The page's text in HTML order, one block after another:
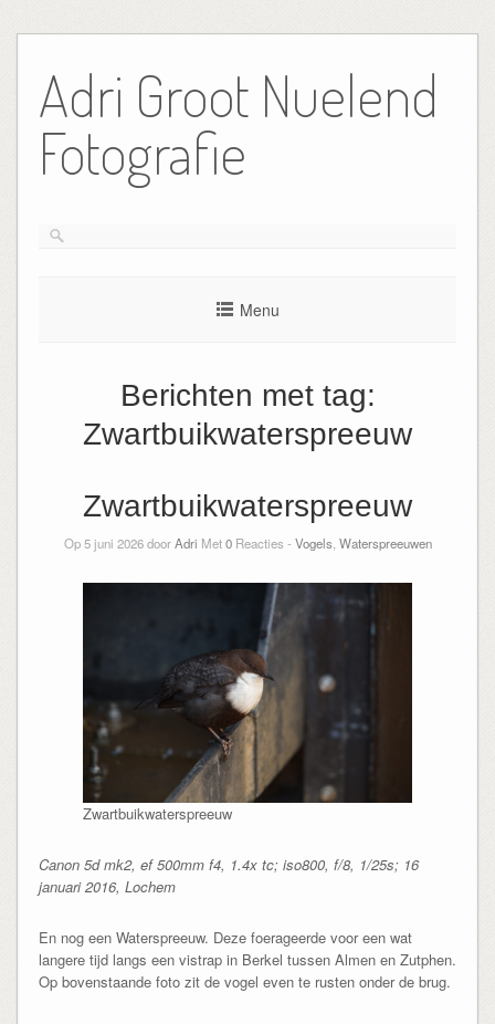
de
inhoud
Adri Groot Nuelend
Fotografie
Menu
Berichten met tag:
Zwartbuikwaterspreeuw
Zwartbuikwaterspreeuw
Op 5 juni 2026 doorAdri Met0Reacties - Vogels Waterspreeuwen
Zwartbuikwaterspreeuw
Canon 5d mk2, ef 500mm f4, 1.4x tc; iso800, f/8, 1/25s; 16
januari 2016, Lochem
En nog een Waterspreeuw. Deze foerageerde voor een wat
langere tijd langs een vistrap in Berkel tussen Almen en Zutphen.
Op bovenstaande foto zit de vogel even te rusten onder de brug.